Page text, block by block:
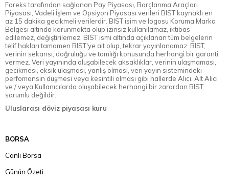
Foreks tarafından sağlanan Pay Piyasası, Borçlanma Araçları
Piyasası, Vadeli İşlem ve Opsiyon Piyasası verileri BIST kaynaklı en
az 15 dakika gecikmeli verilerdir. BIST isim ve logosu Koruma Marka
Belgesi altında korunmakta olup izinsiz kullanılamaz, iktibas
edilemez, değiştirilemez. BIST ismi altında açıklanan tüm belgelerin
telif hakları tamamen BIST'ye ait olup, tekrar yayınlanamaz. BIST,
verinin sekansı, doğruluğu ve tamlığı konusunda herhangi bir garanti
vermez. Veri yayınında oluşabilecek aksaklıklar, verinin ulaşmaması,
gecikmesi, eksik ulaşması, yanlış olması, veri yayın sistemindeki
perfomansın düşmesi veya kesintili olması gibi hallerde Alıcı, Alt Alıcı
ve / veya Kullanıcılarda oluşabilecek herhangi bir zarardan BIST
sorumlu değildir.
Uluslarası döviz piyasası kuru
BORSA
Canlı Borsa
Günün Özeti